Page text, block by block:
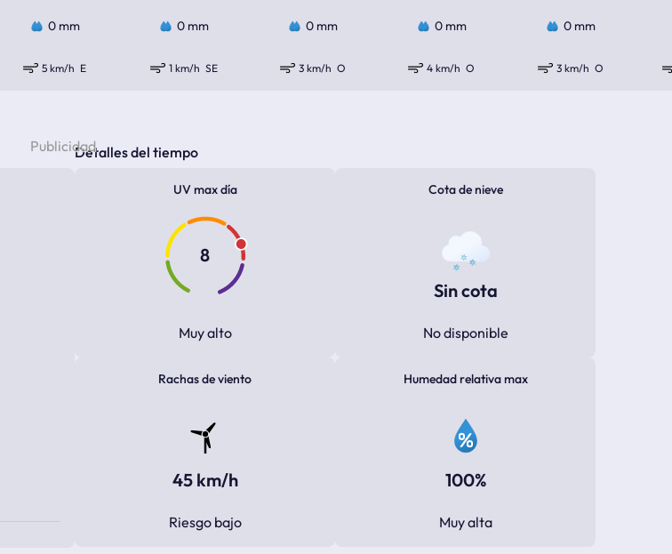
0 mm 0 mm 0 mm 0 mm 0 mm
5 km/h E 1 km/h SE 3 km/h O 4 km/h O 3 km/h O
Detalles del tiempo
UV max día
8
Muy alto
Cota de nieve
Sin cota
No disponible
Rachas de viento
45 km/h
Riesgo bajo
Humedad relativa max
100%
Muy alta